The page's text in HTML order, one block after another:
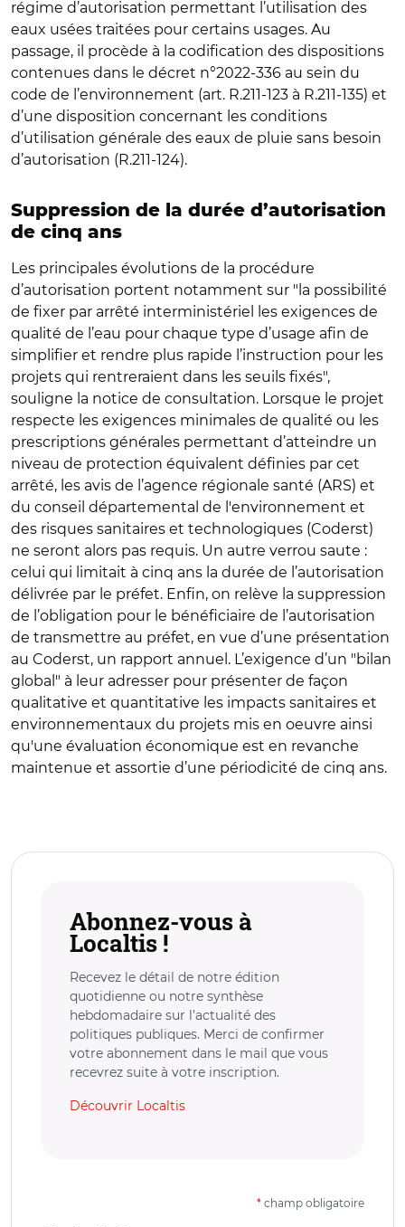
régime d’autorisation permettant l’utilisation des
eaux usées traitées pour certains usages. Au
passage, il procède à la codification des dispositions
contenues dans le décret n°2022-336 au sein du
code de l’environnement (art. R.211-123 à R.211-135) et
d’une disposition concernant les conditions
d’utilisation générale des eaux de pluie sans besoin
d’autorisation (R.211-124).
Suppression de la durée d’autorisation
de cinq ans
Les principales évolutions de la procédure
d’autorisation portent notamment sur "la possibilité
de fixer par arrêté interministériel les exigences de
qualité de l’eau pour chaque type d’usage afin de
simplifier et rendre plus rapide l’instruction pour les
projets qui rentreraient dans les seuils fixés",
souligne la notice de consultation. Lorsque le projet
respecte les exigences minimales de qualité ou les
prescriptions générales permettant d’atteindre un
niveau de protection équivalent définies par cet
arrêté, les avis de l’agence régionale santé (ARS) et
du conseil départemental de l'environnement et
des risques sanitaires et technologiques (Coderst)
ne seront alors pas requis. Un autre verrou saute :
celui qui limitait à cinq ans la durée de l’autorisation
délivrée par le préfet. Enfin, on relève la suppression
de l’obligation pour le bénéficiaire de l’autorisation
de transmettre au préfet, en vue d’une présentation
au Coderst, un rapport annuel. L’exigence d’un "bilan
global" à leur adresser pour présenter de façon
qualitative et quantitative les impacts sanitaires et
environnementaux du projets mis en oeuvre ainsi
qu'une évaluation économique est en revanche
maintenue et assortie d’une périodicité de cinq ans.
Abonnez-vous à
Localtis !
Recevez le détail de notre édition
quotidienne ou notre synthèse
hebdomadaire sur l’actualité des
politiques publiques. Merci de confirmer
votre abonnement dans le mail que vous
recevrez suite à votre inscription.
Découvrir Localtis
* champ obligatoire